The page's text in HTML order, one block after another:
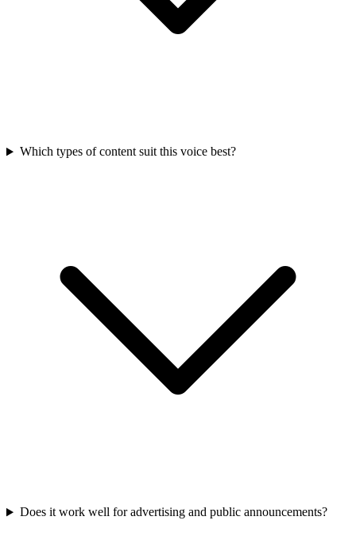
Which types of content suit this voice best?
Does it work well for advertising and public announcements?